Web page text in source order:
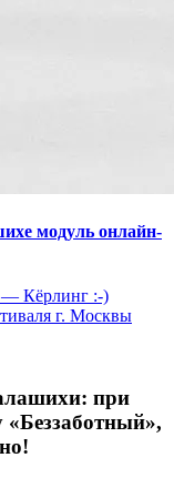
модуль онлайн-
— Кёрлинг :-)
г. Москвы
при
,